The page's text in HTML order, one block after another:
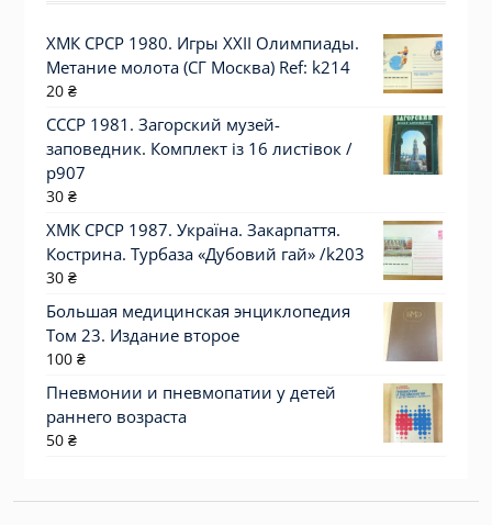
ХМК СРСР 1980. Игры XXII Олимпиады.
Метание молота (СГ Москва) Ref: k214
20 ₴
СССР 1981. Загорский музей-
заповедник. Комплект із 16 листівок /
р907
30 ₴
ХМК СРСР 1987. Україна. Закарпаття.
Кострина. Турбаза «Дубовий гай» /k203
30 ₴
Большая медицинская энциклопедия
Том 23. Издание второе
100 ₴
Пневмонии и пневмопатии у детей
раннего возраста
50 ₴